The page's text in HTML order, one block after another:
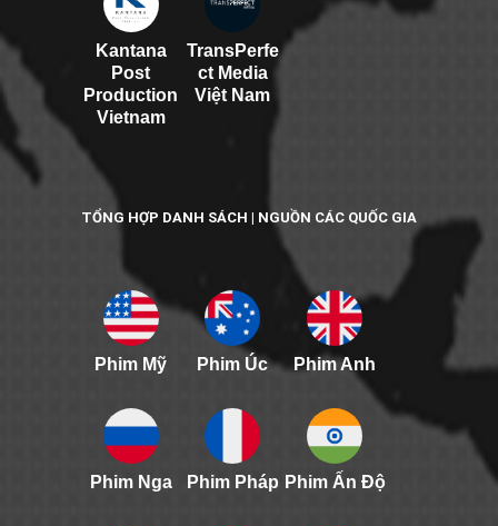
Kantana
Post
Production
Vietnam
TransPerfe
ct Media
Việt Nam
TỔNG HỢP DANH SÁCH | NGUỒN CÁC QUỐC GIA
Phim Mỹ Phim Úc Phim Anh
Phim Nga Phim Pháp Phim Ấn Độ